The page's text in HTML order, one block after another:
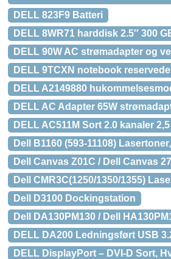
DELL 823F9 Batteri
DELL 8WR71 harddisk 2.5″ 300
DELL 90W AC strømadapter og
DELL 9TCXN notebook
DELL A2149880
DELL AC Adapter 65W
DELL AC511M Sort 2.0 kanaler
Dell B1160 (593-11108)
Dell Canvas Z01C / Dell Canvas
Dell CMR3C(1250/1350/1355)
Dell D3100 Dockingstation
Dell DA130PM130 / Dell
DELL DA200 Ledningsført USB
DELL DisplayPort – DVI-D Sort,